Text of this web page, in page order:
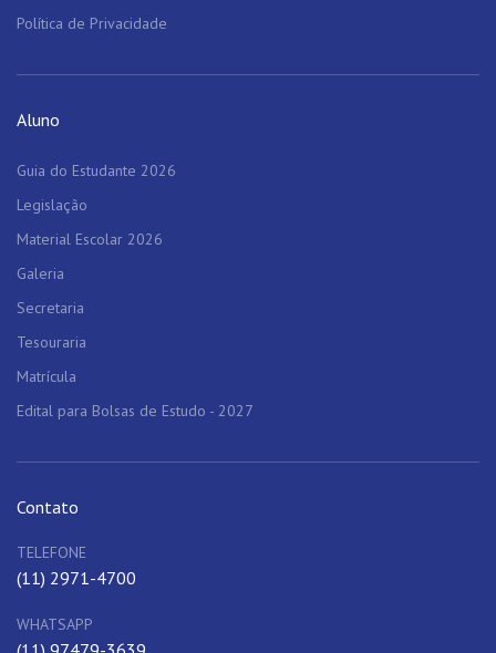
Política de Privacidade
Aluno
Guia do Estudante 2026
Legislação
Material Escolar 2026
Galeria
Secretaria
Tesouraria
Matrícula
Edital para Bolsas de Estudo - 2027
Contato
TELEFONE
(11) 2971-4700
WHATSAPP